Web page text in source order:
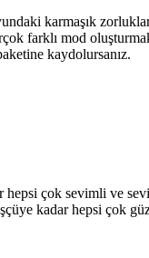
karmaşık
farklı mod
kaydolursanız.
hepsi çok sevimli ve
kadar hepsi çok